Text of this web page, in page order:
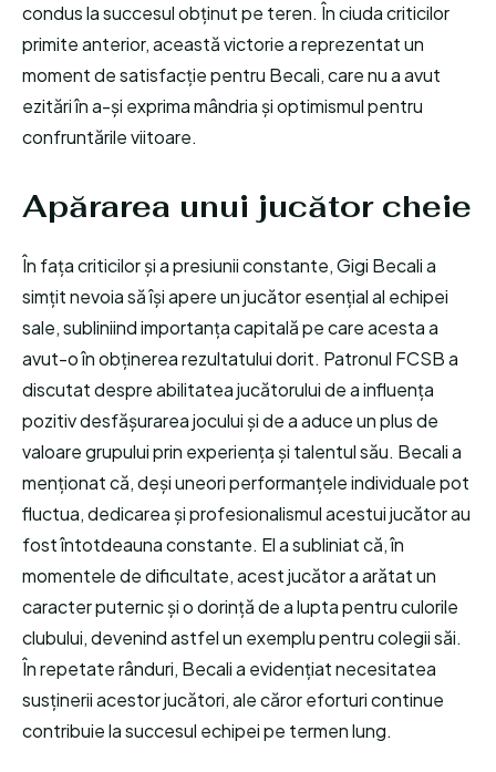
condus la succesul obținut pe teren. În ciuda criticilor
primite anterior, această victorie a reprezentat un
moment de satisfacție pentru Becali, care nu a avut
ezitări în a-și exprima mândria și optimismul pentru
confruntările viitoare.
Apărarea unui jucător cheie
În fața criticilor și a presiunii constante, Gigi Becali a
simțit nevoia să își apere un jucător esențial al echipei
sale, subliniind importanța capitală pe care acesta a
avut-o în obținerea rezultatului dorit. Patronul FCSB a
discutat despre abilitatea jucătorului de a influența
pozitiv desfășurarea jocului și de a aduce un plus de
valoare grupului prin experiența și talentul său. Becali a
menționat că, deși uneori performanțele individuale pot
fluctua, dedicarea și profesionalismul acestui jucător au
fost întotdeauna constante. El a subliniat că, în
momentele de dificultate, acest jucător a arătat un
caracter puternic și o dorință de a lupta pentru culorile
clubului, devenind astfel un exemplu pentru colegii săi.
În repetate rânduri, Becali a evidențiat necesitatea
susținerii acestor jucători, ale căror eforturi continue
contribuie la succesul echipei pe termen lung.